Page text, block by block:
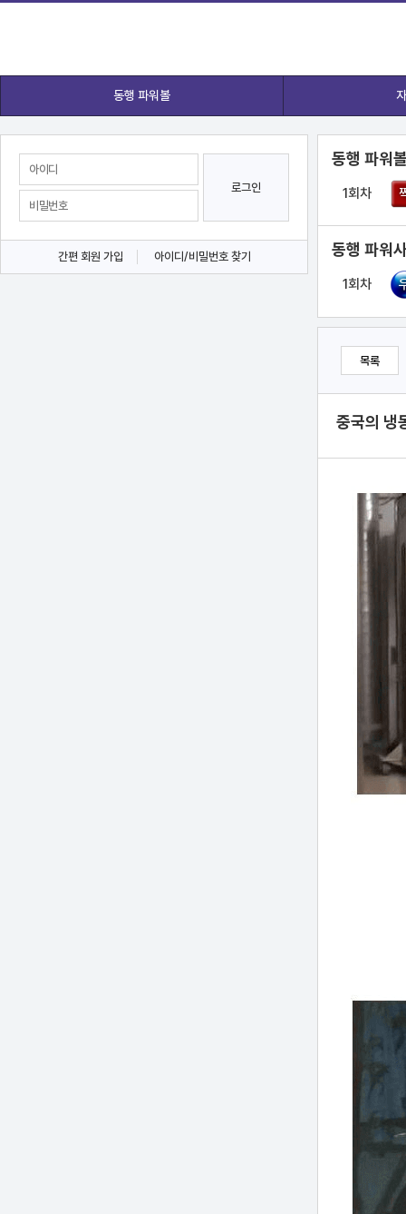
동행 파워볼
로그인
간편 회원 가입 아이디/비밀번호 찾기
동행 파워
1회차
동행 파워
1회차
목록
중국의 냉